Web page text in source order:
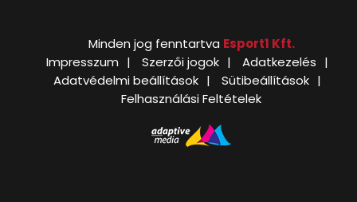
Minden jog fenntartva Esport1 Kft.
Impresszum
Szerzői jogok
Adatkezelés
Adatvédelmi beállítások
Sütibeállítások
Felhasználási Feltételek